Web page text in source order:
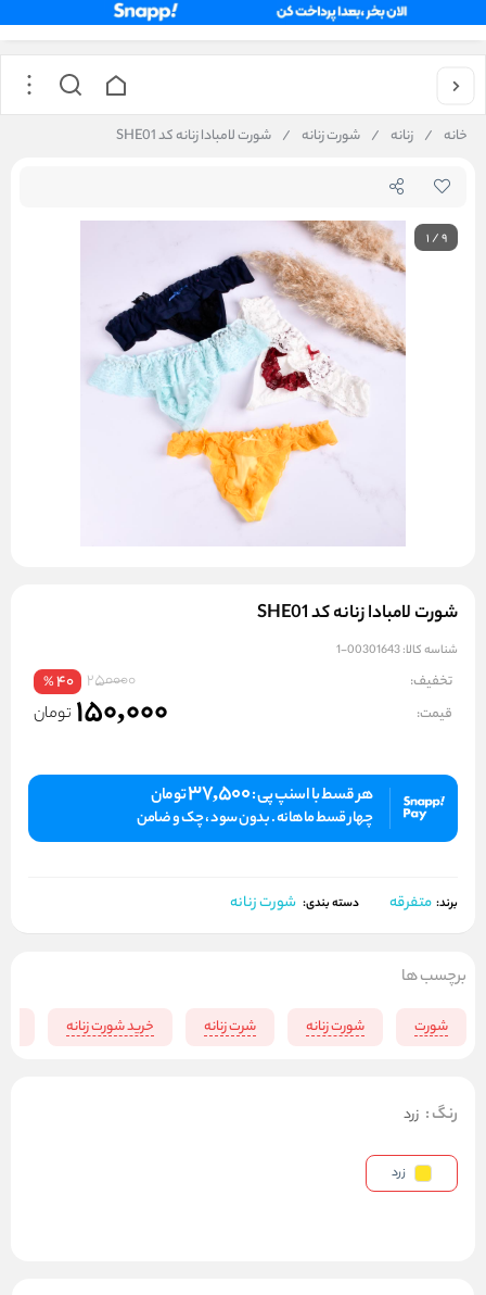
خانه / زنانه / شورت زنانه / شورت لامبادا زنانه کد SHE01
1/9
شورت لامبادا زنانه کد SHE01
شناسه کالا:00301643-1
تخفیف: 250000
40
%
قیمت: 150,000 تومان
هر قسط با اسنپ پی :37,500تومان
چهار قسط ماهانه . بدون سود ، چک و ضامن
برند: متفرقه دسته بندی: شورت زنانه
برچسب ها
شورت شورت زنانه شرت زنانه خرید شورت زنانه
رنگ: زرد
زرد